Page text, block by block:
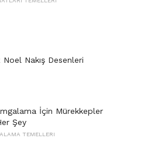
Nakış Desenleri
İçin Mürekkepler
Şey
TEMELLERI